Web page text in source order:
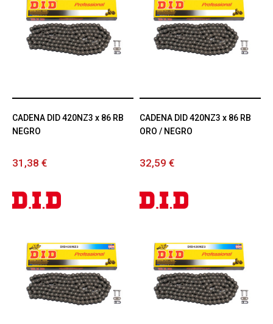
CADENA DID 420NZ3 x 86 RB
NEGRO
31,38 €
CADENA DID 420NZ3 x 86 RB
ORO / NEGRO
32,59 €